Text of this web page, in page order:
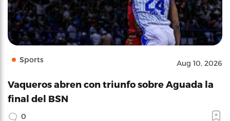
Sports Aug 10, 2026
Vaqueros abren con triunfo sobre Aguada la
final del BSN
0